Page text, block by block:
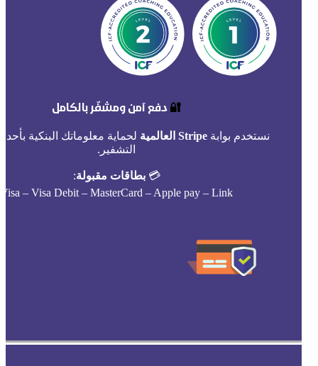
🔐 دفع آمن ومشفّر بالكامل
نستخدم بوابة Stripe العالمية
لحماية معلوماتك البنكية
التشفير.
💳بطاقات مقبولة:
Visa – Visa Debit – MasterCard – Apple pay – Link